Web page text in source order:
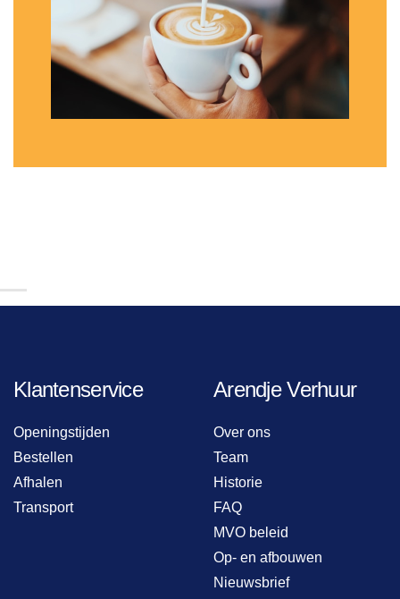
Klantenservice
Openingstijden
Bestellen
Afhalen
Transport
Arendje Verhuur
Over ons
Team
Historie
FAQ
MVO beleid
Op- en afbouwen
Nieuwsbrief